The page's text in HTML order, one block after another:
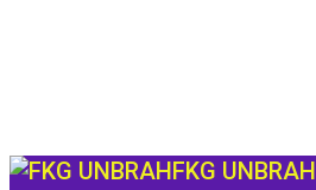
FKG UNBRAH